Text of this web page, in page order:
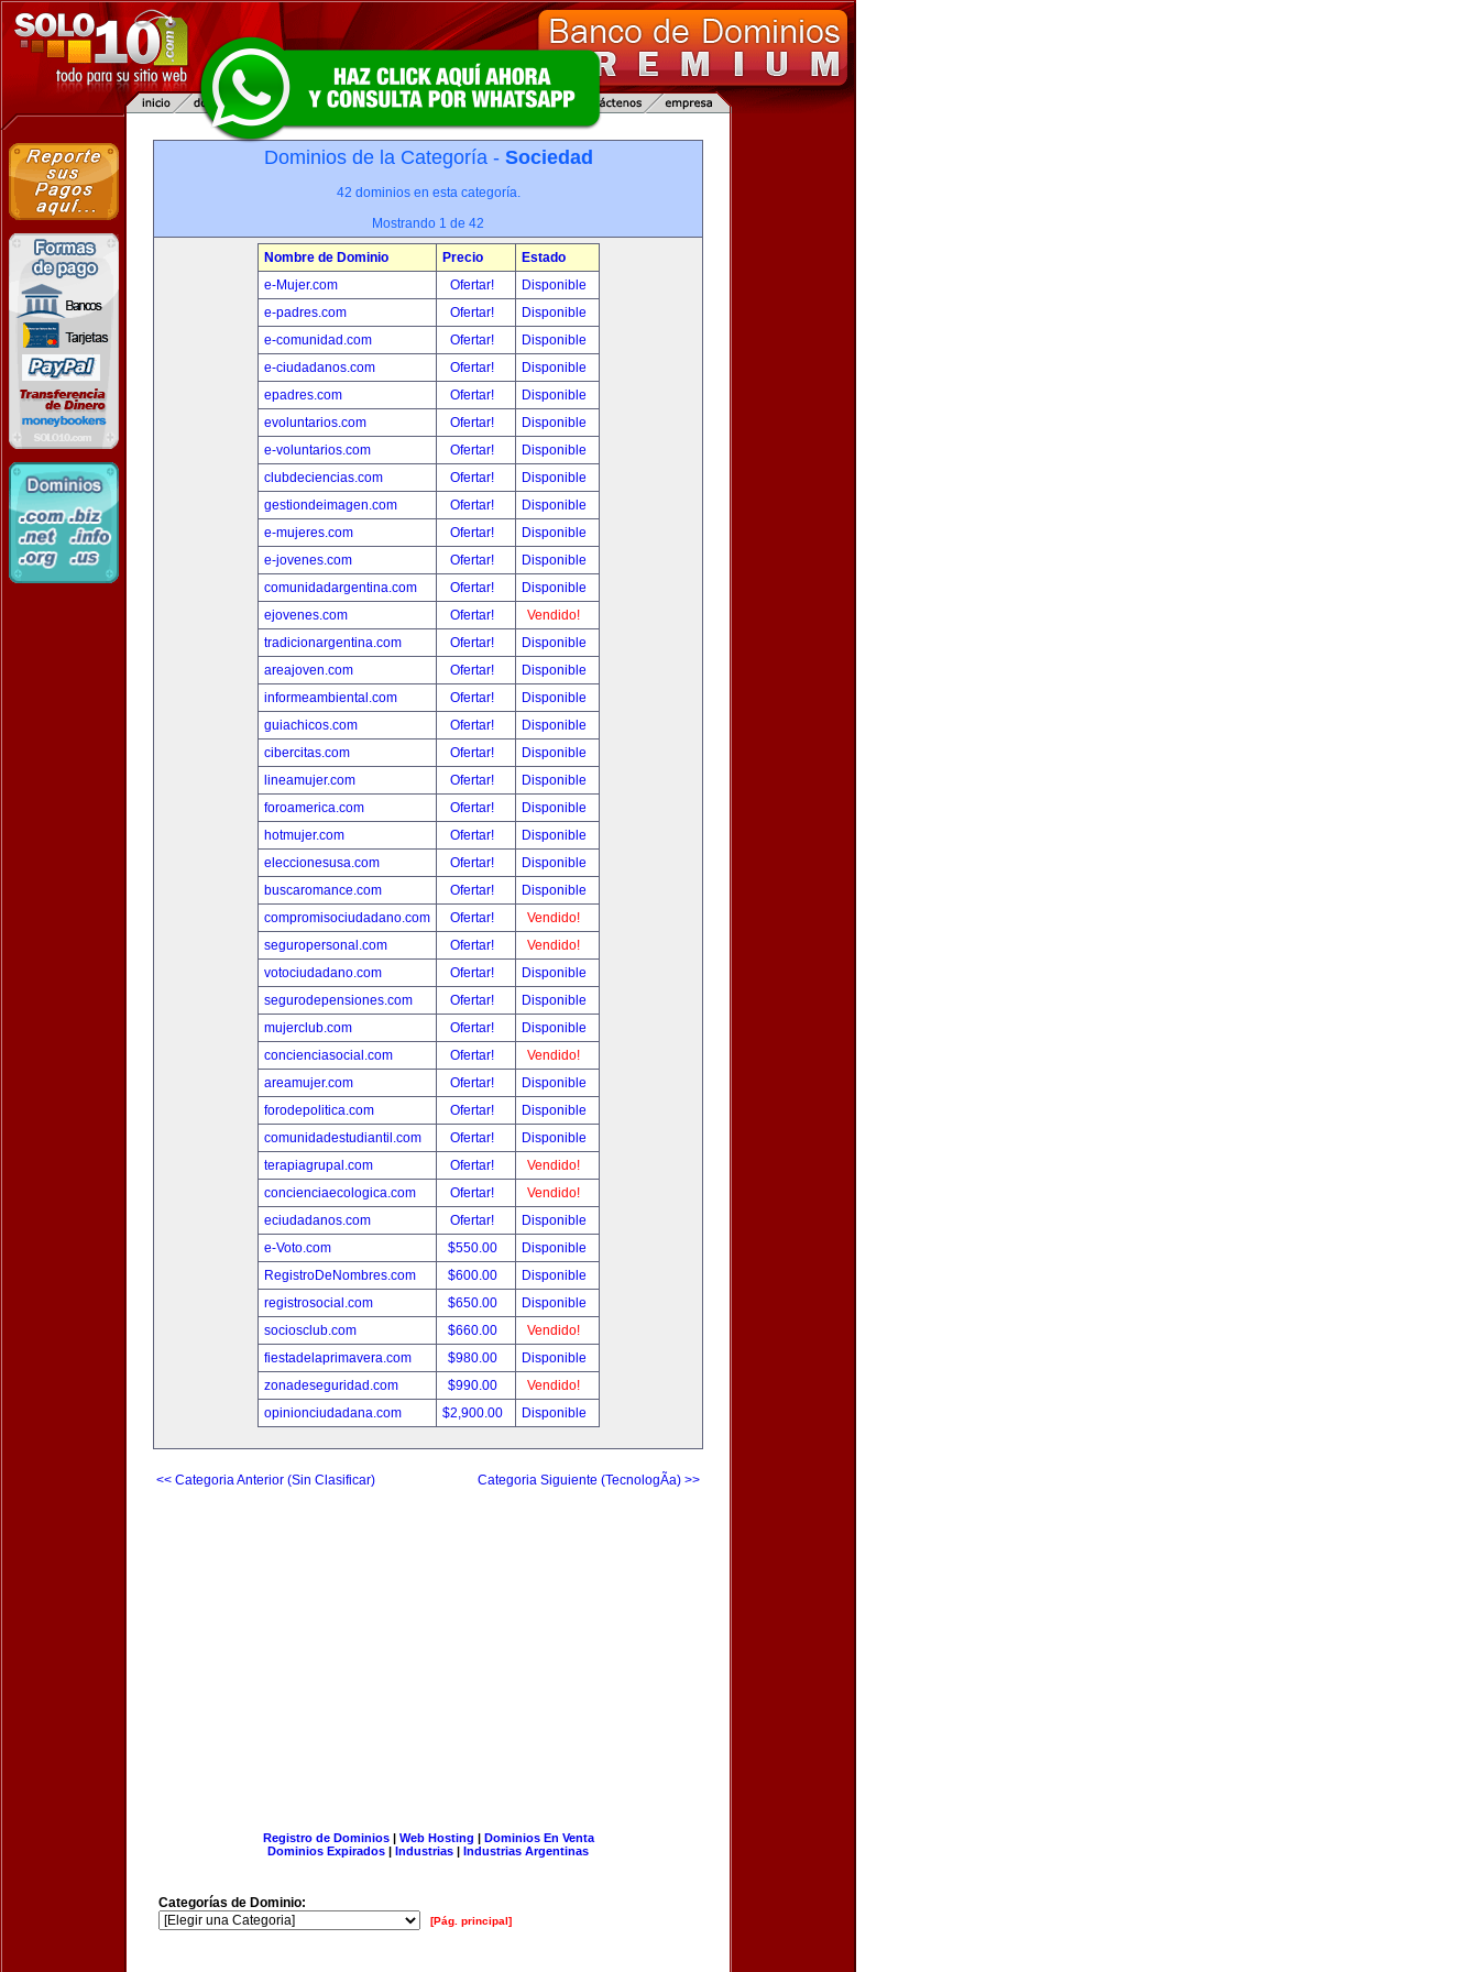
Dominios de la Categoría - Sociedad
42 dominios en esta categoría.
Mostrando 1 de 42
Nombre de Dominio Precio
Estado
e-Mujer.com
Ofertar!
Disponible
e-padres.com
Ofertar!
Disponible
e-comunidad.com
Ofertar!
Disponible
e-ciudadanos.com
Ofertar!
Disponible
epadres.com
Ofertar!
Disponible
evoluntarios.com
Ofertar!
Disponible
e-voluntarios.com
Ofertar!
Disponible
clubdeciencias.com
Ofertar!
Disponible
gestiondeimagen.com
Ofertar!
Disponible
e-mujeres.com
Ofertar!
Disponible
e-jovenes.com
Ofertar!
Disponible
comunidadargentina.com
Ofertar!
Disponible
ejovenes.com
Ofertar!
Vendido!
tradicionargentina.com
Ofertar!
Disponible
areajoven.com
Ofertar!
Disponible
informeambiental.com
Ofertar!
Disponible
guiachicos.com
Ofertar!
Disponible
cibercitas.com
Ofertar!
Disponible
lineamujer.com
Ofertar!
Disponible
foroamerica.com
Ofertar!
Disponible
hotmujer.com
Ofertar!
Disponible
eleccionesusa.com
Ofertar!
Disponible
buscaromance.com
Ofertar!
Disponible
compromisociudadano.com
Ofertar!
Vendido!
seguropersonal.com
Ofertar!
Vendido!
votociudadano.com
Ofertar!
Disponible
segurodepensiones.com
Ofertar!
Disponible
mujerclub.com
Ofertar!
Disponible
concienciasocial.com
Ofertar!
Vendido!
areamujer.com
Ofertar!
Disponible
forodepolitica.com
Ofertar!
Disponible
comunidadestudiantil.com
Ofertar!
Disponible
terapiagrupal.com
Ofertar!
Vendido!
concienciaecologica.com
Ofertar!
Vendido!
eciudadanos.com
Ofertar!
Disponible
e-Voto.com
$550.00
Disponible
RegistroDeNombres.com
$600.00
Disponible
registrosocial.com
$650.00
Disponible
sociosclub.com
$660.00
Vendido!
fiestadelaprimavera.com
$980.00
Disponible
zonadeseguridad.com
$990.00
Vendido!
opinionciudadana.com
$2,900.00 Disponible
<< Categoria Anterior (Sin Clasificar) Categoria Siguiente (TecnologÃ­a) >>
Registro de Dominios| Web Hosting | Dominios En Venta
Dominios Expirados | Industrias | Industrias Argentinas
Categorías de Dominio:
[Pág. principal]